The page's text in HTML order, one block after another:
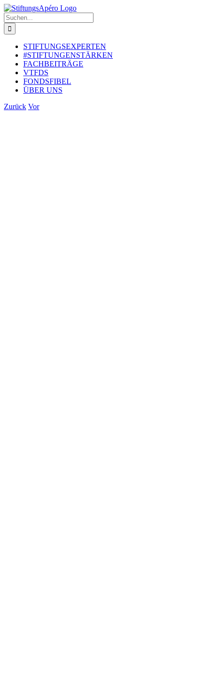
Zum
Inhalt
springen
Suche
nach:
STIFTUNGSEXPERTEN
#STIFTUNGENSTÄRKEN
FACHBEITRÄGE
VTFDS
FONDSFIBEL
ÜBER UNS
Zurück Vor